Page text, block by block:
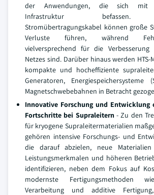
der Anwendungen, die sich mit
Infrastruktur befassen.
Stromübertragungskabel können große
Verluste führen, während
vielversprechend für die
Netzes sind. Darüber hinaus werden
kompakte und hocheffiziente
Generatoren, Energiespeichersysteme
Magnetschwebebahnen in Betracht
Innovative Forschung und Entwicklung
Fortschritte bei Supraleitern - Zu den
für kryogene Supraleitermaterialien
gehören intensive Forschungs- und
die darauf abzielen, neue
Leistungsmerkmalen und höheren
identifizieren, neben dem Fokus auf
modernste Fertigungsmethoden
Verarbeitung und additive